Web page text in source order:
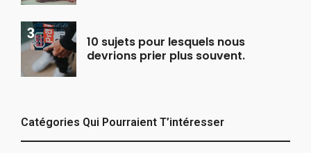
10 sujets pour lesquels nous
devrions prier plus souvent.
Catégories Qui Pourraient T’intéresser